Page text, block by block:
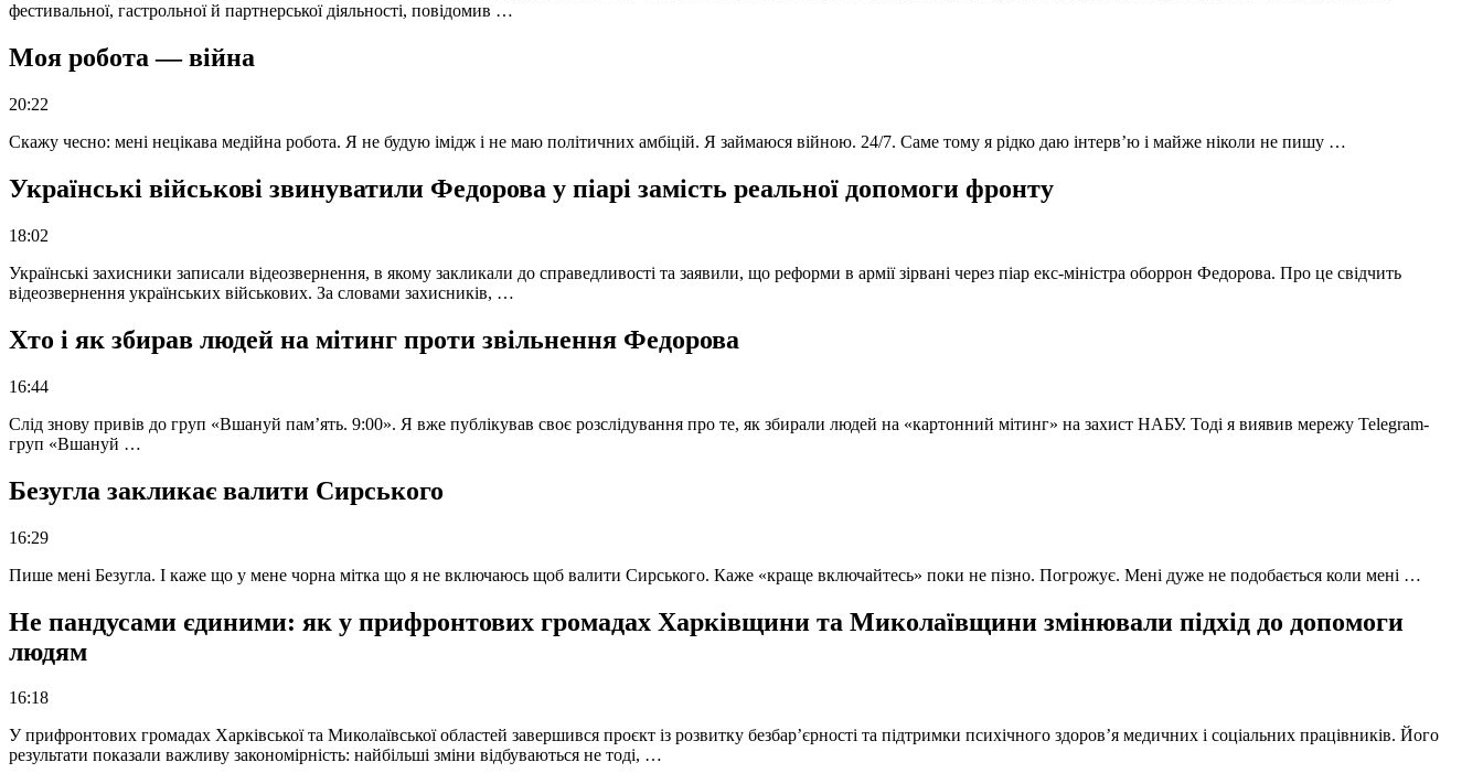
фестивальної, гастрольної й партнерської діяльності, повідомив …
Моя робота — війна
20:22
Скажу чесно: мені нецікава медійна робота. Я не будую імідж і не маю політичних амбіцій. Я займаюся війною. 24/7. Саме тому я рідко даю інтерв’ю і майже ніколи не пишу …
Українські військові звинуватили Федорова у піарі замість реальної допомоги фронту
18:02
Українські захисники записали відеозвернення, в якому закликали до справедливості та заявили, що реформи в армії зірвані через піар екс-міністра оборрон Федорова. Про це свідчить
відеозвернення українських військових. За словами захисників, …
Хто і як збирав людей на мітинг проти звільнення Федорова
16:44
Слід знову привів до груп «Вшануй пам’ять. 9:00». Я вже публікував своє розслідування про те, як збирали людей на «картонний мітинг» на захист НАБУ. Тоді я виявив мережу Telegram-
груп «Вшануй …
Безугла закликає валити Сирського
16:29
Пише мені Безугла. І каже що у мене чорна мітка що я не включаюсь щоб валити Сирського. Каже «краще включайтесь» поки не пізно. Погрожує. Мені дуже не подобається коли мені …
Не пандусами єдиними: як у прифронтових громадах Харківщини та Миколаївщини змінювали підхід до допомоги
людям
16:18
У прифронтових громадах Харківської та Миколаївської областей завершився проєкт із розвитку безбар’єрності та підтримки психічного здоров’я медичних і соціальних працівників. Його
результати показали важливу закономірність: найбільші зміни відбуваються не тоді, …